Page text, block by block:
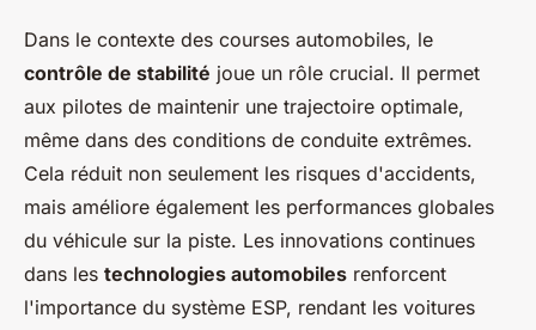
Dans le contexte des courses automobiles, le
contrôle de stabilité joue un rôle crucial. Il permet
aux pilotes de maintenir une trajectoire optimale,
même dans des conditions de conduite extrêmes.
Cela réduit non seulement les risques d'accidents,
mais améliore également les performances globales
du véhicule sur la piste. Les innovations continues
dans les technologies automobiles renforcent
l'importance du système ESP, rendant les voitures